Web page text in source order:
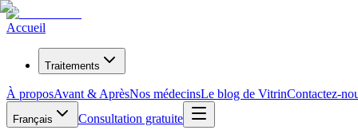
Accueil
Traitements
À proposAvant & AprèsNos médecinsLe blog de VitrinContactez-
Français Consultation gratuite